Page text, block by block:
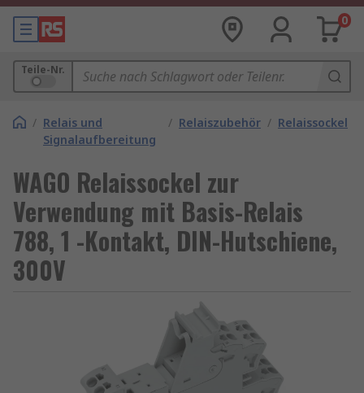
0
Teile-Nr.
/ Relais und
Signalaufbereitung
/ Relaiszubehör / Relaissockel
WAGO Relaissockel zur
Verwendung mit Basis-Relais
788, 1 -Kontakt, DIN-Hutschiene,
300V